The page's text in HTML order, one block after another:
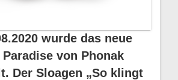
wurde das neue
Paradise von Phonak
Der Sloagen „So klingt